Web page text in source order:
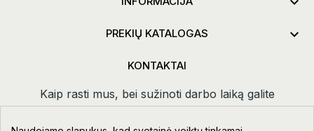
PREKIŲ KATALOGAS 
KONTAKTAI
Kaip rasti mus, bei sužinoti darbo laiką galite
paspauduskontaktai.